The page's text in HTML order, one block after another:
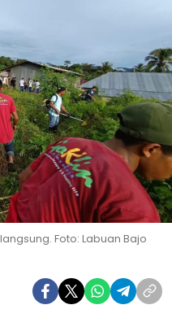
Foto: Labuan Bajo